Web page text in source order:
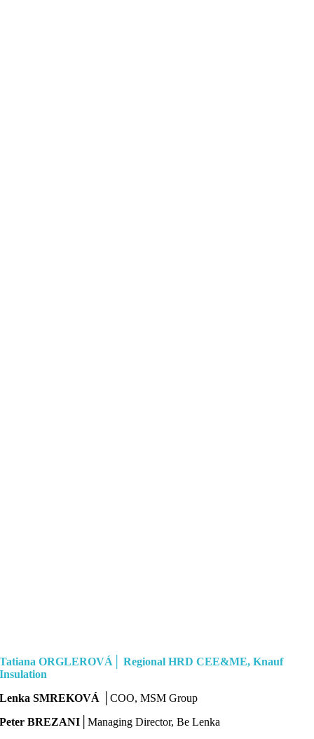
Tatiana ORGLEROVÁ│
Regional HRD CEE&ME, Knauf
Insulation
Lenka SMREKOVÁ │COO, MSM Group
Peter BREZANI│Managing Director, Be Lenka